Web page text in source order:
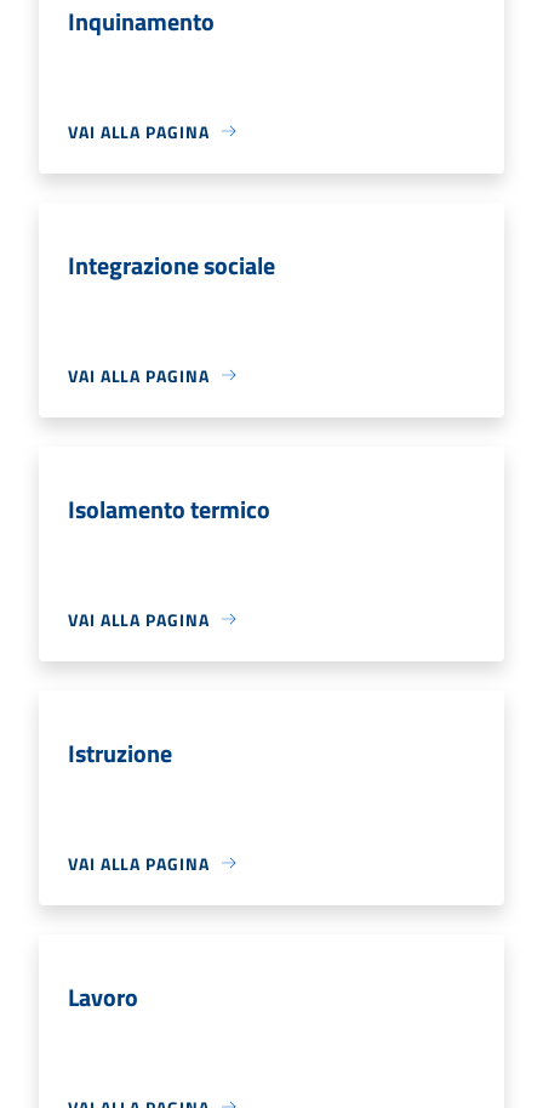
Inquinamento
VAI ALLA PAGINA
Integrazione sociale
VAI ALLA PAGINA
Isolamento termico
VAI ALLA PAGINA
Istruzione
VAI ALLA PAGINA
Lavoro